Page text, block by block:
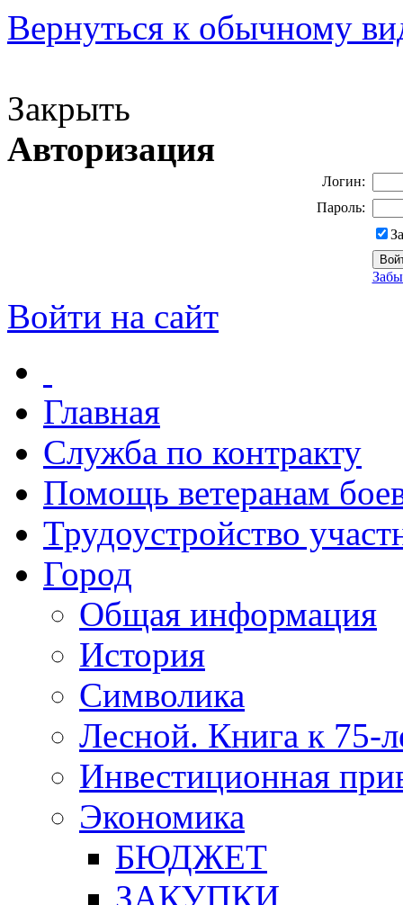
Вернуться к обычному
Закрыть
Авторизация
Логин:
Пароль:
Войти на сайт
Главная
Служба по контракту
Помощь ветеранам
Трудоустройство
Город
Общая информация
История
Символика
Лесной. Книга к 75-
Инвестиционная
Экономика
БЮДЖЕТ